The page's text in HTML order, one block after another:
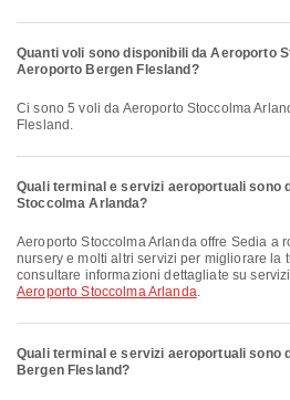
Quanti voli sono disponibili da Aeroporto
Aeroporto Bergen Flesland?
Ci sono 5 voli da Aeroporto Stoccolma Arlanda a Aeroporto Bergen
Flesland.
Quali terminal e servizi aeroportuali sono
Stoccolma Arlanda?
Aeroporto Stoccolma Arlanda offre Sedia a rotelle, Negozio Duty Free, Sala
nursery e molti altri servizi per migliorare la
consultare informazioni dettagliate su
Aeroporto Stoccolma Arlanda.
Quali terminal e servizi aeroportuali sono
Bergen Flesland?